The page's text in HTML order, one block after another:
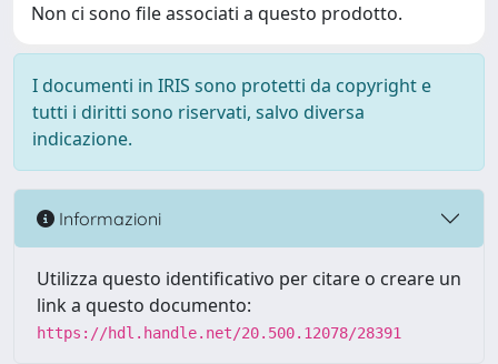
Non ci sono file associati a questo prodotto.
I documenti in IRIS sono protetti da copyright e
tutti i diritti sono riservati, salvo diversa
indicazione.
Informazioni
Utilizza questo identificativo per citare o creare un
link a questo documento:
https://hdl.handle.net/20.500.12078/28391